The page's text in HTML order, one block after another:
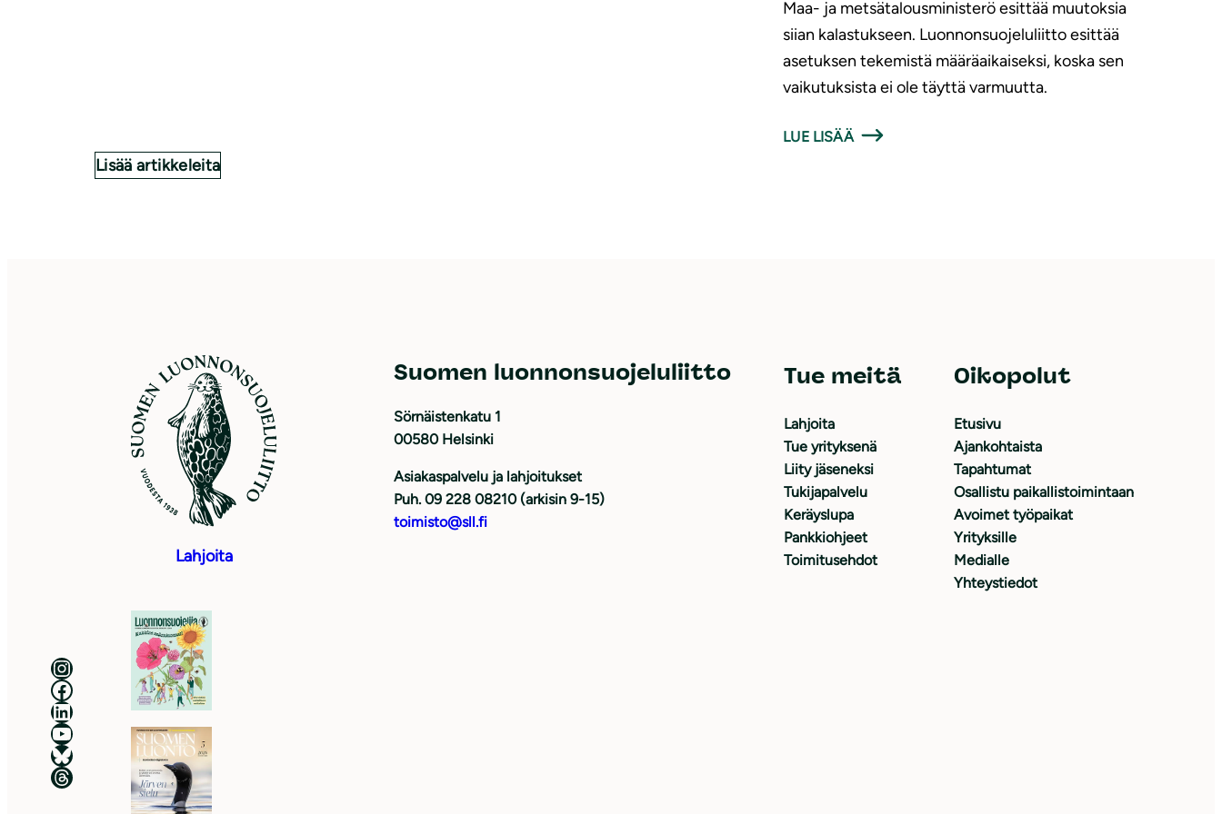
Maa- ja metsätalousministerö esittää muutoksia
siian kalastukseen. Luonnonsuojeluliitto esittää
asetuksen tekemistä määräaikaiseksi, koska sen
vaikutuksista ei ole täyttä varmuutta.
LUE LISÄÄ
Lisää artikkeleita
Lahjoita
Suomen luonnonsuojeluliitto
Sörnäistenkatu 1
00580 Helsinki
Asiakaspalvelu ja lahjoitukset
Puh. 09 228 08210 (arkisin 9-15)
toimisto@sll.fi
Tue meitä
Lahjoita
Tue yrityksenä
Liity jäseneksi
Tukijapalvelu
Keräyslupa
Pankkiohjeet
Toimitusehdot
Oikopolut
Etusivu
Ajankohtaista
Tapahtumat
Osallistu paikallistoimintaan
Avoimet työpaikat
Yrityksille
Medialle
Yhteystiedot
Luonnonsuojeluliitto Instagramissa
Luonnonsuojeluliitto Facebookissa
Luonnonsuojeluliitto LinkedInissä
Luonnonsuojeluliiton YouTube-kanava
Luonnonsuojeluliitto Blueskyssa
Luonnonsuojeluliitto Threadsissa